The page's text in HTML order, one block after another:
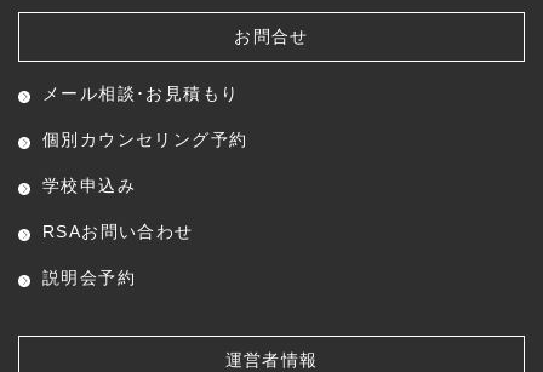
お問合せ
メール相談･お見積もり
個別カウンセリング予約
学校申込み
RSAお問い合わせ
説明会予約
運営者情報